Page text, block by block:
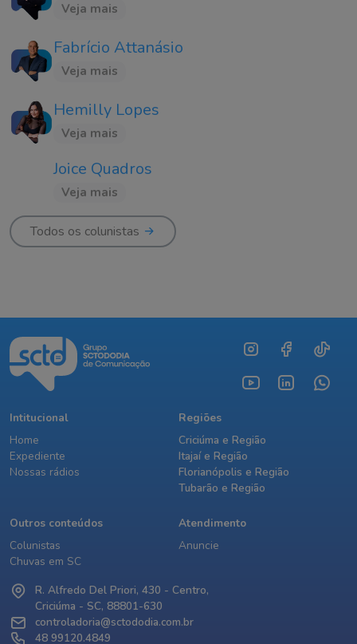
Veja mais
Fabrício Attanásio
Veja mais
Hemilly Lopes
Veja mais
Joice Quadros
Veja mais
Todos os colunistas
Intitucional
Home
Expediente
Nossas rádios
Regiões
Criciúma e Região
Itajaí e Região
Florianópolis e Região
Tubarão e Região
Outros conteúdos
Colunistas
Chuvas em SC
Atendimento
Anuncie
R. Alfredo Del Priori, 430 - Centro,
Criciúma - SC, 88801-630
controladoria@sctododia.com.br
48 99120.4849